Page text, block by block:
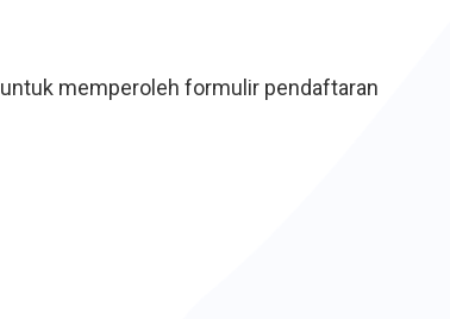
untuk memperoleh formulir pendaftaran